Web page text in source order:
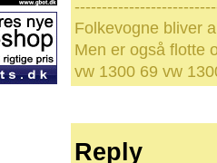
Folkevogne bliver
Men er også flotte
vw 1300 69 vw
Reply